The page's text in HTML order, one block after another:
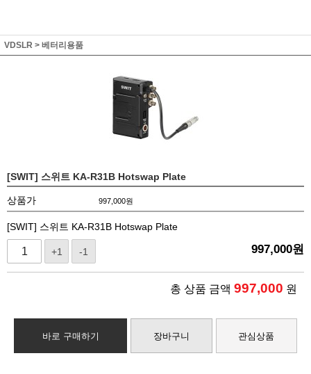
VDSLR > 베터리용품
[SWIT] 스위트 KA-R31B Hotswap Plate
상품가 997,000원
[SWIT] 스위트 KA-R31B Hotswap Plate
+1 -1 997,000원
총 상품 금액 997,000 원
바로 구매하기 장바구니 관심상품